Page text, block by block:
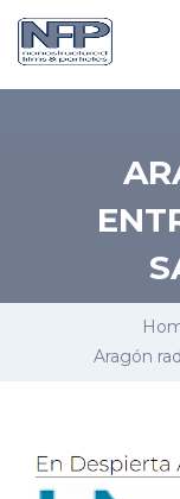
Aragón